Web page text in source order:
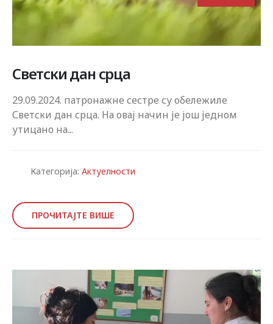
Светски дан срца
29.09.2024. патронажне сестре су обележиле
Светски дан срца. На овај начин је још једном
утицано на...
Категорија: Актуелности
ПРОЧИТАЈТЕ ВИШЕ